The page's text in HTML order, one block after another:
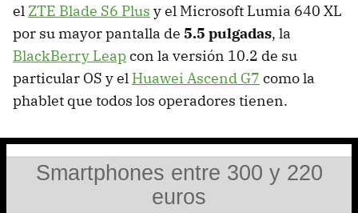
el ZTE Blade S6 Plus y el Microsoft Lumia 640 XL
por su mayor pantalla de 5.5 pulgadas, la
BlackBerry Leapcon la versión 10.2 de su
particular OS y el Huawei Ascend G7 como la
phablet que todos los operadores tienen.